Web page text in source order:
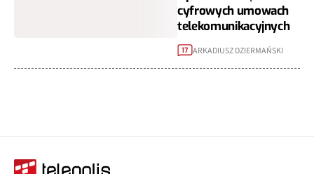
cyfrowych umowach
telekomunikacyjnych
17 ARKADIUSZ DZIERMAŃSKI